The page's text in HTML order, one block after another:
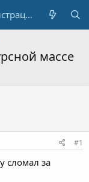
Регистрация
массе
#1
сломал за